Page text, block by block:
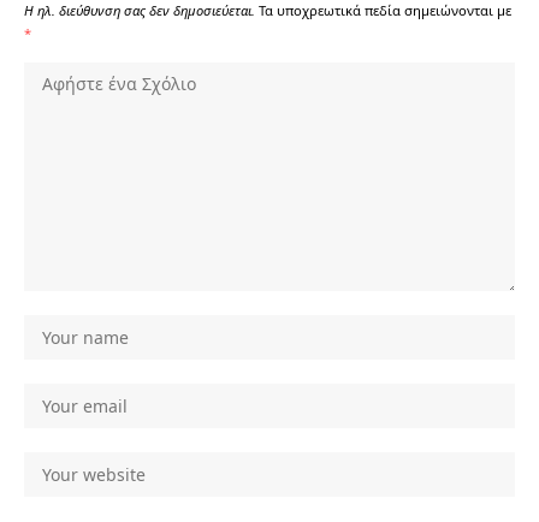
Η ηλ. διεύθυνση σας δεν δημοσιεύεται. Τα υποχρεωτικά πεδία σημειώνονται με
*